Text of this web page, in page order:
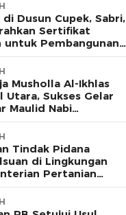
di Dusun Cupek, Sabri,
Sertifikat
untuk Pembangunan
Musholla Al-Ikhlas
Utara, Sukses Gelar
Maulid Nabi
Saw
Tindak Pidana
di Lingkungan
Pertanian
Mencuat, Saksi
Panggilan